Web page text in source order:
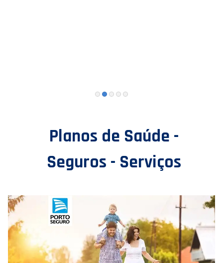
Planos de Saúde -
Seguros - Serviços